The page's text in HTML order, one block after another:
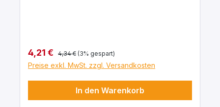
Verkaufspreis:
4,21 € Regulärer Preis:
4,34 € (3% gespart)
Preise exkl. MwSt. zzgl. Versandkosten
In den Warenkorb